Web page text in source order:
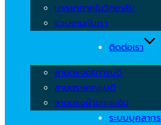
บรรยากาศในวิทยาลัย
ร่วมงานกับเรา
ติดต่อเรา
สายตรงอธิการบดี
สายตรงคณะบดี
สายตรงฝ่ายการเงิน
ระบบบุคลากร